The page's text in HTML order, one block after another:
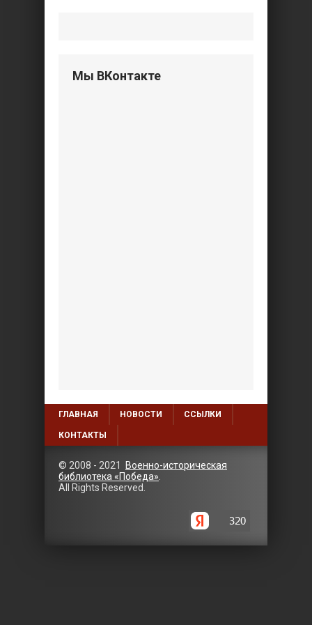
Мы ВКонтакте
ГЛАВНАЯ НОВОСТИ ССЫЛКИ
КОНТАКТЫ
© 2008 - 2021 Военно-историческая
библиотека «Победа»
All Rights Reserved.